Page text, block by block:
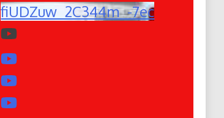
fiUDZuw_2C344m_-7ec